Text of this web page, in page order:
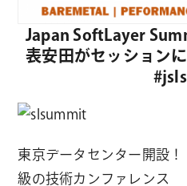
Japan SoftLayer
表安田がセッション
東京データセンター開設
級の技術カンファレンス